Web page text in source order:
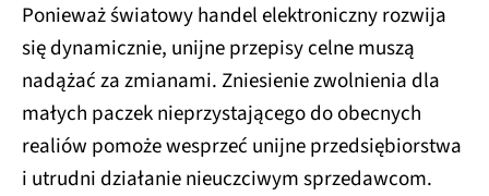
Ponieważ światowy handel elektroniczny rozwija
się dynamicznie, unijne przepisy celne muszą
nadążać za zmianami. Zniesienie zwolnienia dla
małych paczek nieprzystającego do obecnych
realiów pomoże wesprzeć unijne przedsiębiorstwa
i utrudni działanie nieuczciwym sprzedawcom.